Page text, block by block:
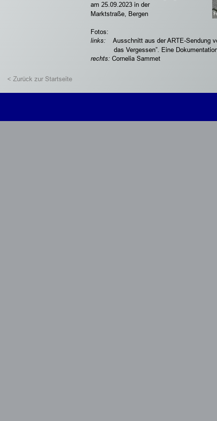
< Zurück zur Startseite
am 25.09.2023 in der
Marktstraße, Bergen
Fotos:
links:
Ausschnitt aus der ARTE-Sendung
das Vergessen”. Eine
rechts: Cornelia Sammet